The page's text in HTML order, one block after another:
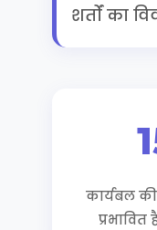
शर्तों का
कार्यबल
प्रभावित